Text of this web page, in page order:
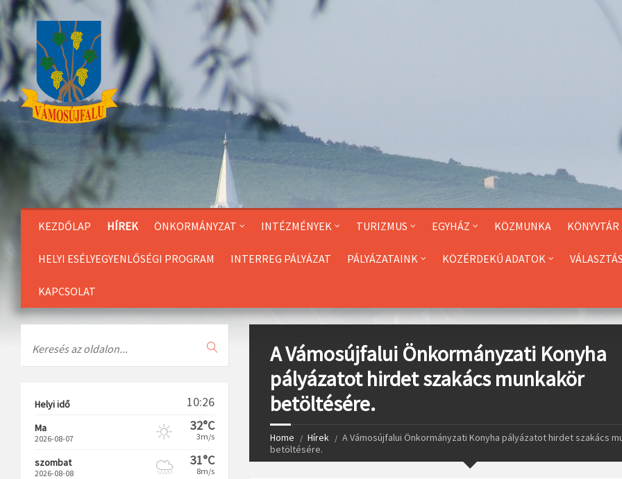
Skip
to
Content
KEZDŐLAP HÍREK ÖNKORMÁNYZAT INTÉZMÉNYEK TURIZMUS EGYHÁZ KÖZMUNKA KÖNYVTÁR
HELYI ESÉLYEGYENLŐSÉGI PROGRAM INTERREG PÁLYÁZAT PÁLYÁZATAINK KÖZÉRDEKŰ ADATOK
KAPCSOLAT
A Vámosújfalui Önkormányzati Konyha
pályázatot hirdet szakács munkakör
betöltésére.
Home Hírek
A Vámosújfalui Önkormányzati Konyha pályázatot hirdet szakács
betöltésére.
Helyi idő 10:26
Ma
2026-08-07
32°C
3m/s
szombat
2026-08-08
31°C
8m/s